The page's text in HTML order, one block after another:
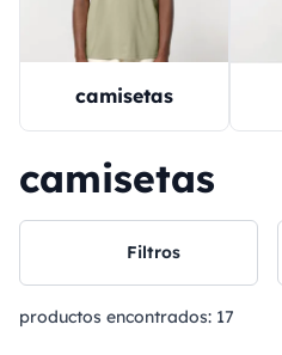
camisetas
camisetas
Filtros
productos encontrados: 17